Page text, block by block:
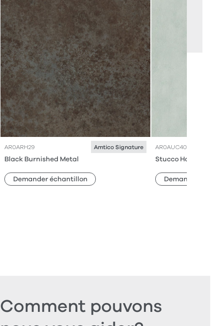
AR0ARH29 Amtico Signature
Black Burnished Metal
Demander échantillon
AR0AUC40
Stucco Haze
Demander
Comment pouvons